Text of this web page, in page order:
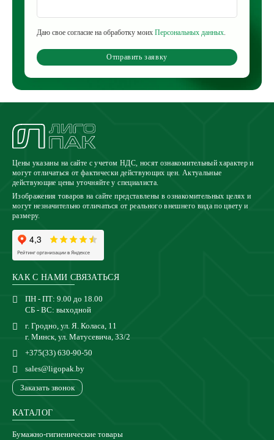
Даю свое согласие на обработку моих Персональных данных.
Отправить заявку
Цены указаны на сайте с учетом НДС, носят ознакомительный характер и
могут отличаться от фактически действующих цен. Актуальные
действующие цены уточняйте у специалиста.
Изображения товаров на сайте представлены в ознакомительных целях и
могут незначительно отличаться от реального внешнего вида по цвету и
размеру.
КАК С НАМИ СВЯЗАТЬСЯ
ПН - ПТ: 9.00 до 18.00
СБ - ВС: выходной
г. Гродно, ул. Я. Коласа, 11
г. Минск, ул. Матусевича, 33/2
+375(33) 630-90-50
sales@ligopak.by
Заказать звонок
КАТАЛОГ
Бумажно-гигиенические товары